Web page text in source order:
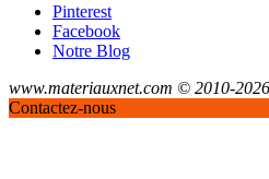
Pinterest
Facebook
Notre Blog
www.materiauxnet.com © 2010-
Contactez-nous